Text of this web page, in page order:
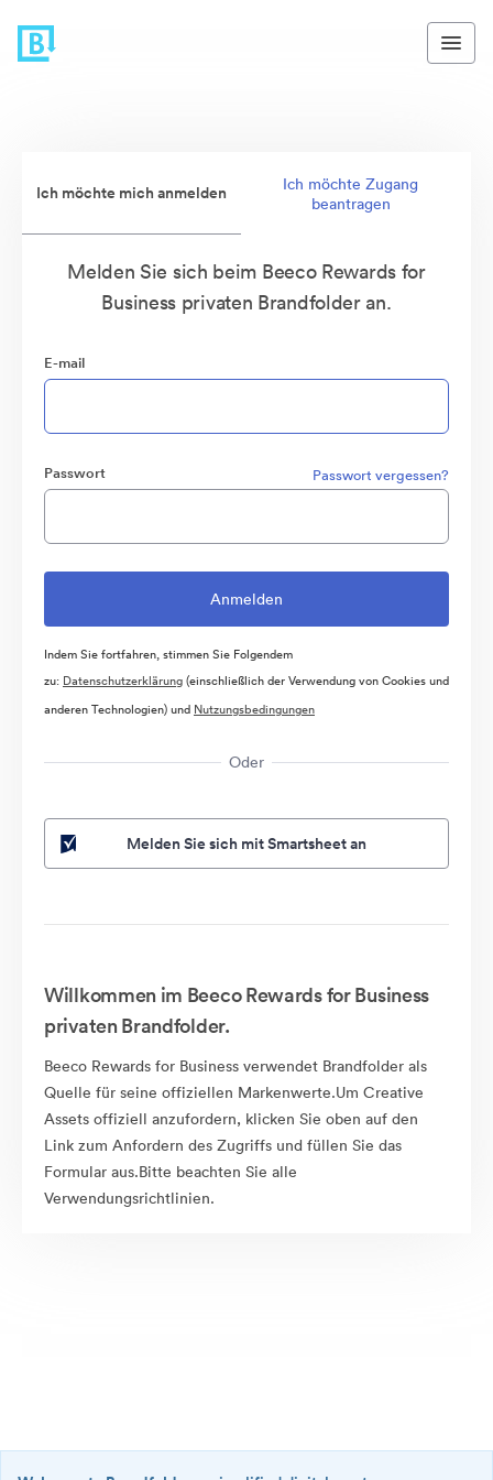
Ich möchte mich anmelden
Ich möchte Zugang
beantragen
Melden Sie sich beim Beeco Rewards for
Business privaten Brandfolder an.
E-mail
Passwort Passwort vergessen?
Indem Sie fortfahren, stimmen Sie Folgendem
zu: Datenschutzerklärung(einschließlich der Verwendung von Cookies und
anderen Technologien) und Nutzungsbedingungen
Oder
Melden Sie sich mit Smartsheet an
Willkommen im Beeco Rewards for Business
privaten Brandfolder.
Beeco Rewards for Business verwendet Brandfolder als
Quelle für seine offiziellen Markenwerte.Um Creative
Assets offiziell anzufordern, klicken Sie oben auf den
Link zum Anfordern des Zugriffs und füllen Sie das
Formular aus.Bitte beachten Sie alle
Verwendungsrichtlinien.